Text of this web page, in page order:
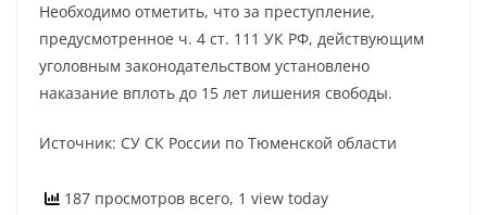
Необходимо отметить, что за преступление,
предусмотренное ч. 4 ст. 111 УК РФ, действующим
уголовным законодательством установлено
наказание вплоть до 15 лет лишения свободы.
Источник: СУ СК России по Тюменской области
187 просмотров всего, 1 view today